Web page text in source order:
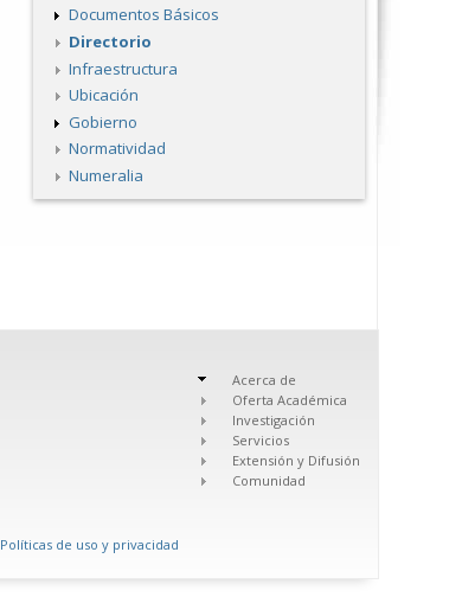
Documentos Básicos
Directorio
Infraestructura
Ubicación
Gobierno
Normatividad
Numeralia
Acerca de
Oferta Académica
Investigación
Servicios
Extensión y Difusión
Comunidad
Políticas de uso y privacidad